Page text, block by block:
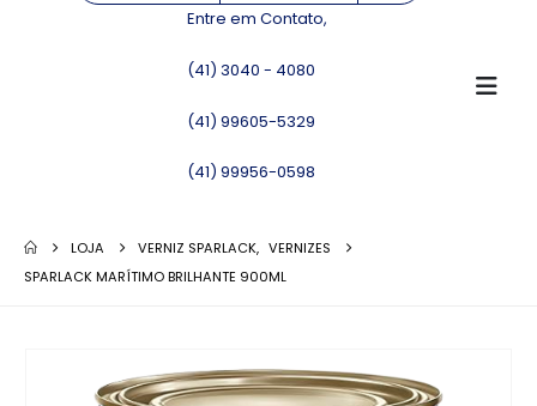
Entre em Contato,
(41) 3040 - 4080
(41) 99605-5329
(41) 99956-0598
LOJA VERNIZ SPARLACK, VERNIZES
SPARLACK MARÍTIMO BRILHANTE 900ML